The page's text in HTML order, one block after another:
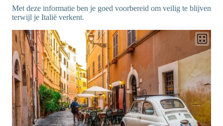
Met deze informatie ben je goed voorbereid om veilig te blijven
terwijl je Italië verkent.